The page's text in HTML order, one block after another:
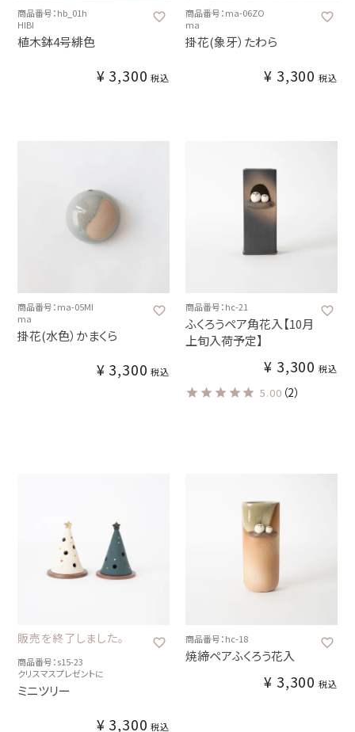
商品番号：hb_01h
HIBI
植木鉢4号緋色
¥ 3,300 税込
商品番号：ma-06ZO
ma
掛花(象牙）たわら
¥ 3,300 税込
商品番号：ma-05MI
ma
掛花(水色）かまくら
¥ 3,300 税込
商品番号：hc-21
ふくろうペア角花入【10月
上旬入荷予定】
¥ 3,300 税込
5.00 （2）
販売を終了しました。
商品番号：s15-23
クリスマスプレゼントに
ミニツリー
¥ 3,300 税込
商品番号：hc-18
焼締ペアふくろう花入
¥ 3,300 税込